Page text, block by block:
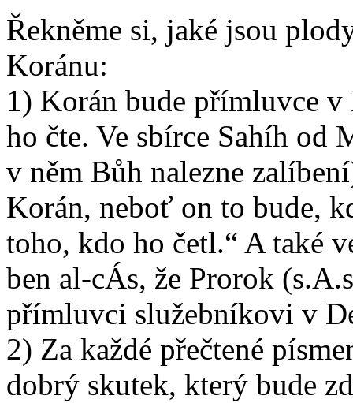
Řekněme si, jaké jsou
Koránu:
1) Korán bude přímluvce
ho čte. Ve sbírce Sahíh od
v něm Bůh nalezne
Korán, neboť on to bude,
toho, kdo ho četl.“ A také
ben al-cÁs, že Prorok
přímluvci služebníkovi v
2) Za každé přečtené
dobrý skutek, který bude